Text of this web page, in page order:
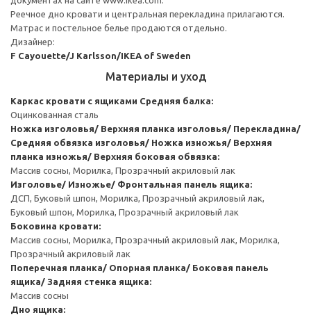
Реечное дно кровати и центральная перекладина прилагаются.
Матрас и постельное белье продаются отдельно.
Дизайнер:
F Cayouette/J Karlsson/IKEA of Sweden
Материалы и уход
Каркас кровати с ящиками Средняя балка:
Оцинкованная сталь
Ножка изголовья/ Верхняя планка изголовья/ Перекладина/
Средняя обвязка изголовья/ Ножка изножья/ Верхняя
планка изножья/ Верхняя боковая обвязка:
Массив сосны, Морилка, Прозрачный акриловый лак
Изголовье/ Изножье/ Фронтальная панель ящика:
ДСП, Буковый шпон, Морилка, Прозрачный акриловый лак,
Буковый шпон, Морилка, Прозрачный акриловый лак
Боковина кровати:
Массив сосны, Морилка, Прозрачный акриловый лак, Морилка,
Прозрачный акриловый лак
Поперечная планка/ Опорная планка/ Боковая панель
ящика/ Задняя стенка ящика:
Массив сосны
Дно ящика: